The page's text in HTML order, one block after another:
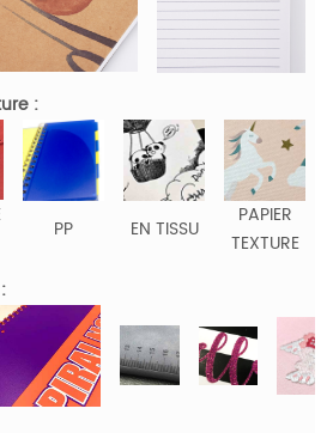
:
PP EN TISSU
PAPIER
TEXTURE